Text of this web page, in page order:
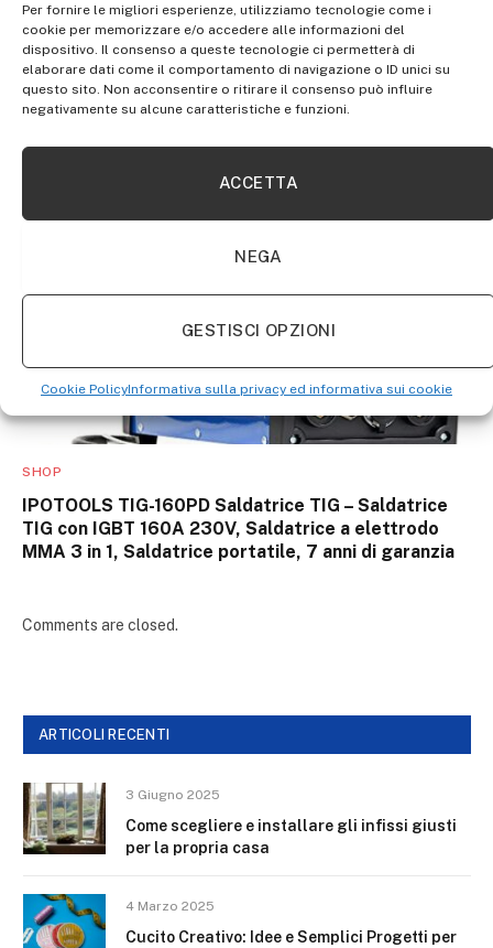
Per fornire le migliori esperienze, utilizziamo tecnologie come i
cookie per memorizzare e/o accedere alle informazioni del
dispositivo. Il consenso a queste tecnologie ci permetterà di
elaborare dati come il comportamento di navigazione o ID unici su
questo sito. Non acconsentire o ritirare il consenso può influire
negativamente su alcune caratteristiche e funzioni.
ACCETTA
NEGA
GESTISCI OPZIONI
Cookie PolicyInformativa sulla privacy ed informativa sui cookie
SHOP
Glass Circle Cutter, 1pc alta qualità regolabile
40cm max. Diametro rotondo Compasso Tipo
SHOP
IPOTOOLS TIG-160PD Saldatrice TIG – Saldatrice
TIG con IGBT 160A 230V, Saldatrice a elettrodo
MMA 3 in 1, Saldatrice portatile, 7 anni di garanzia
Comments are closed.
ARTICOLI RECENTI
3 Giugno 2025
Come scegliere e installare gli infissi giusti
per la propria casa
4 Marzo 2025
Cucito Creativo: Idee e Semplici Progetti per